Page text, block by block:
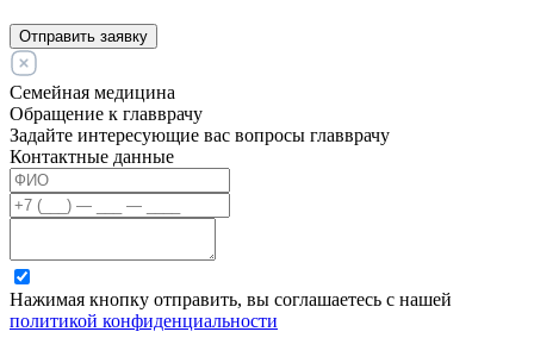
Отправить заявку
Семейная медицина
Обращение к главврачу
Задайте интересующие вас вопросы главврачу
Контактные данные
Нажимая кнопку отправить, вы соглашаетесь с нашей
политикой конфиденциальности